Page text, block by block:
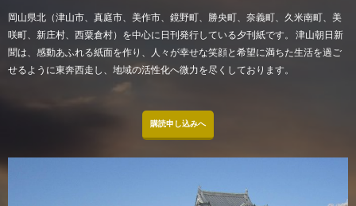
岡山県北（津山市、真庭市、美作市、鏡野町、勝央町、奈義町、久米南町、美
咲町、新庄村、西粟倉村）を中心に日刊発行している夕刊紙です。 津山朝日新
聞は、感動あふれる紙面を作り、人々が幸せな笑顔と希望に満ちた生活を過ご
せるように東奔西走し、地域の活性化へ微力を尽くしております。
購読申し込みへ